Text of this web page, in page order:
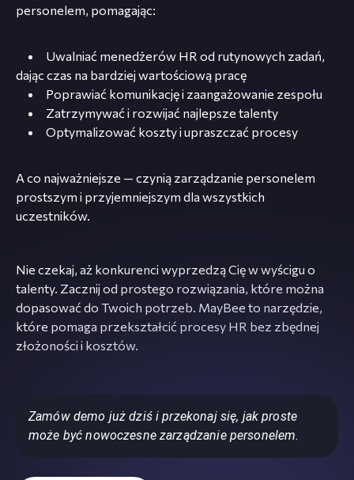
personelem, pomagając:
Uwalniać menedżerów HR od rutynowych zadań,
dając czas na bardziej wartościową pracę
Poprawiać komunikację i zaangażowanie zespołu
Zatrzymywać i rozwijać najlepsze talenty
Optymalizować koszty i upraszczać procesy
A co najważniejsze — czynią zarządzanie personelem
prostszym i przyjemniejszym dla wszystkich
uczestników.
Nie czekaj, aż konkurenci wyprzedzą Cię w wyścigu o
talenty. Zacznij od prostego rozwiązania, które można
dopasować do Twoich potrzeb. MayBee to narzędzie,
które pomaga przekształcić procesy HR bez zbędnej
złożoności i kosztów.
Zamów demo już dziś i przekonaj się, jak proste
może być nowoczesne zarządzanie personelem.